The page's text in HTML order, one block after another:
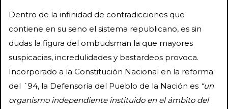
Dentro de la infinidad de contradicciones que
contiene en su seno el sistema republicano, es sin
dudas la figura del ombudsman la que mayores
suspicacias, incredulidades y bastardeos provoca.
Incorporado a la Constitución Nacional en la reforma
del ´94, la Defensoría del Pueblo de la Nación es “un
organismo independiente instituido en el ámbito del